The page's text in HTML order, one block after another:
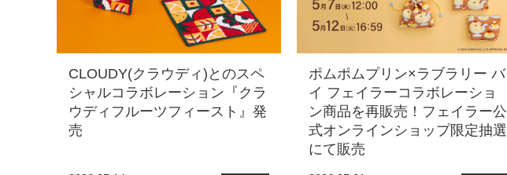
CLOUDY(クラウディ)とのスペ
シャルコラボレーション『クラ
ウディフルーツフィースト』発
売
ポムポムプリン×ラブラリー バ
イ フェイラーコラボレーショ
ン商品を再販売！フェイラー公
式オンラインショップ限定抽選
にて販売